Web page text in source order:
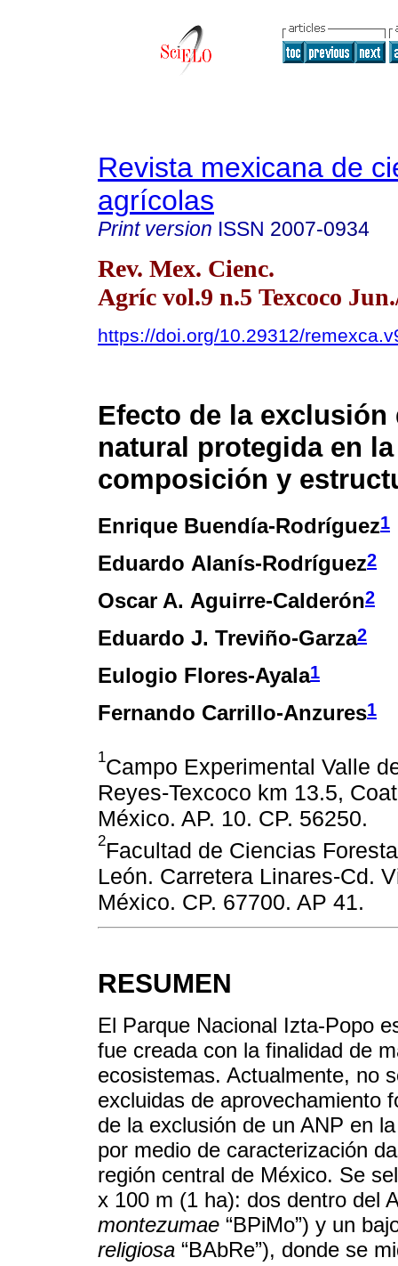
Revista mexicana de
agrícolas
Print version ISSN 2007-0934
Rev. Mex. Cienc.
Agríc vol.9 n.5 Texcoco
https://doi.org/10.29312/
Efecto de la exclusión
natural protegida en la
composición y
Enrique Buendía-Rodríguez1
Eduardo Alanís-Rodríguez2
Oscar A. Aguirre-Calderón2
Eduardo J. Treviño-Garza2
Eulogio Flores-Ayala1
Fernando Carrillo-Anzures1
1Campo Experimental Valle
Reyes-Texcoco km 13.5,
México. AP. 10. CP. 56250.
2Facultad de Ciencias
León. Carretera Linares-Cd.
México. CP. 67700. AP 41.
RESUMEN
El Parque Nacional Izta-Popo
fue creada con la finalidad de
ecosistemas. Actualmente, no
excluidas de aprovechamiento
de la exclusión de un ANP en
por medio de caracterización
región central de México. Se
x 100 m (1 ha): dos dentro del
montezumae “BPiMo”) y un
religiosa “BAbRe”), donde se